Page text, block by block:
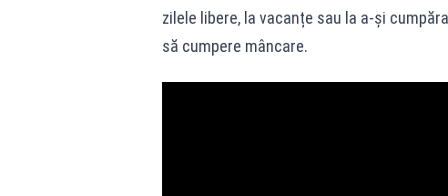
zilele libere, la vacanțe sau la a-și
să cumpere mâncare.